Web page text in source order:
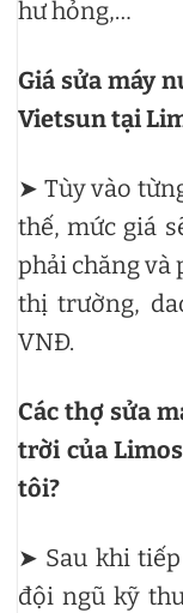
hư hỏng,…
Giá sửa máy
Vietsun tại
➤ Tùy vào
thế, mức giá
phải chăng và
thị trường,
VNĐ.
Các thợ sửa
trời của
tôi?
➤ Sau khi
đội ngũ kỹ